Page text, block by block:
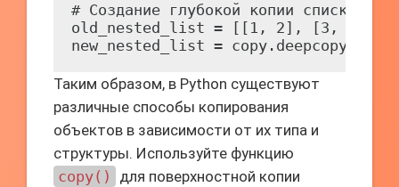
# Создание глубокой копии списка
old_nested_list = [[1, 2], [3, 4]]
Таким образом, в Python существуют
различные способы копирования
объектов в зависимости от их типа и
структуры. Используйте функцию
copy()
для поверхностной копии